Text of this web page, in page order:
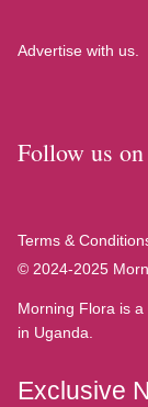
Advertise with us.
Follow us on
Terms &
© 2024-2025
Morning Flora is
in Uganda.
Exclusive